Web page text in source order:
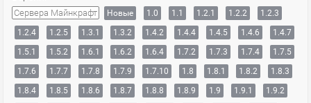
Сервера Майнкрафт Новые 1.0 1.1 1.2.1 1.2.2
1.2.3
1.2.4
1.2.5 1.3.1 1.3.2 1.4.2 1.4.4 1.4.5 1.4.6
1.4.7
1.5.1
1.5.2 1.6.1 1.6.2 1.6.4 1.7.2 1.7.3 1.7.4
1.7.5
1.7.6
1.7.7 1.7.8 1.7.9 1.7.10 1.8 1.8.1 1.8.2
1.8.3
1.8.4
1.8.5 1.8.6 1.8.7 1.8.8 1.8.9 1.9 1.9.1
1.9.2